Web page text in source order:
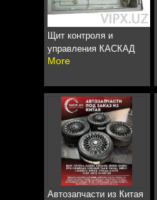
Щит контроля и
управления КАСКАД
More
Автозапчасти из Китая